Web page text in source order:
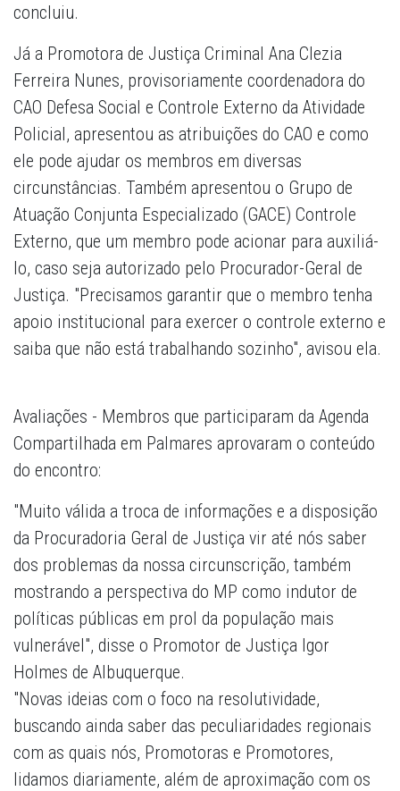
concluiu.
Já a Promotora de Justiça Criminal Ana Clezia
Ferreira Nunes, provisoriamente coordenadora do
CAO Defesa Social e Controle Externo da Atividade
Policial, apresentou as atribuições do CAO e como
ele pode ajudar os membros em diversas
circunstâncias. Também apresentou o Grupo de
Atuação Conjunta Especializado (GACE) Controle
Externo, que um membro pode acionar para auxiliá-
lo, caso seja autorizado pelo Procurador-Geral de
Justiça. "Precisamos garantir que o membro tenha
apoio institucional para exercer o controle externo e
saiba que não está trabalhando sozinho", avisou ela.
Avaliações - Membros que participaram da Agenda
Compartilhada em Palmares aprovaram o conteúdo
do encontro:
"Muito válida a troca de informações e a disposição
da Procuradoria Geral de Justiça vir até nós saber
dos problemas da nossa circunscrição, também
mostrando a perspectiva do MP como indutor de
políticas públicas em prol da população mais
vulnerável", disse o Promotor de Justiça Igor
Holmes de Albuquerque.
"Novas ideias com o foco na resolutividade,
buscando ainda saber das peculiaridades regionais
com as quais nós, Promotoras e Promotores,
lidamos diariamente, além de aproximação com os